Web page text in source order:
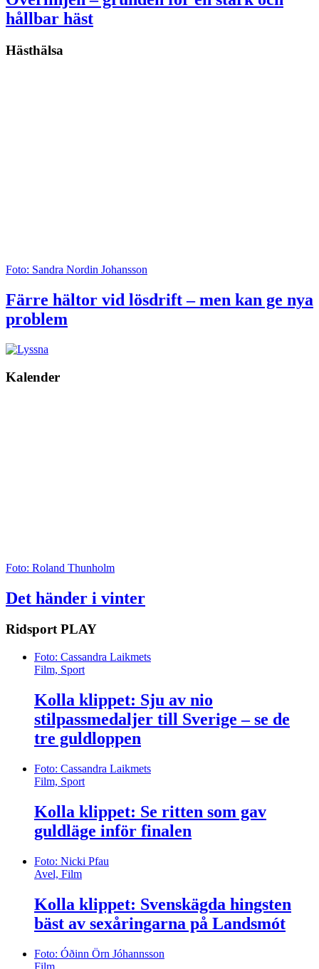
hållbar häst
Hästhälsa
Foto: Sandra Nordin Johansson
Färre hältor vid lösdrift – men kan ge nya
problem
Kalender
Foto: Roland Thunholm
Det händer i vinter
RidsportPLAY
Foto: Cassandra Laikmets
Film, Sport
Kolla klippet: Sju av nio
stilpassmedaljer till Sverige – se de
tre guldloppen
Foto: Cassandra Laikmets
Film, Sport
Kolla klippet: Se ritten som gav
guldläge inför finalen
Foto: Nicki Pfau
Avel, Film
Kolla klippet: Svenskägda hingsten
bäst av sexåringarna på Landsmót
Foto: Óðinn Örn Jóhannsson
Film